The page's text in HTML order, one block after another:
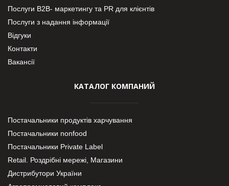
Послуги В2В- маркетингу та PR для клієнтів
Послуги з надання інформації
Відгуки
Контакти
Вакансії
КАТАЛОГ КОМПАНИЙ
Постачальники продуктів харчування
Постачальники nonfood
Постачальники Private Label
Retail. Роздрібні мережі, Магазини
Дистрибутори України